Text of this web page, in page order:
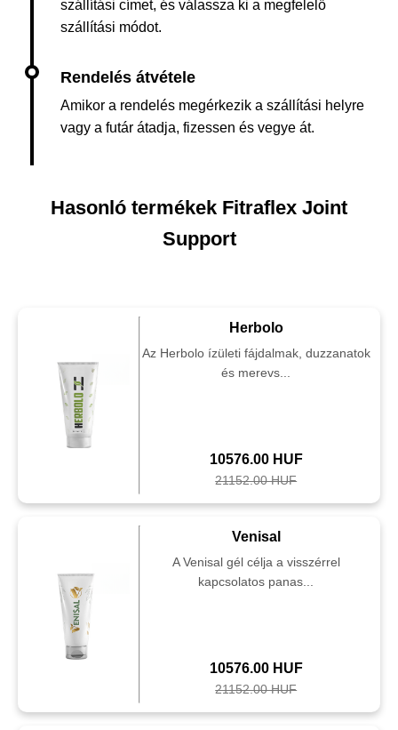
szállítási címet, és válassza ki a megfelelő
szállítási módot.
Amikor a rendelés megérkezik a szállítási helyre
vagy a futár átadja, fizessen és vegye át.
Hasonló termékek Fitraflex Joint
Support
Herbolo
Az Herbolo ízületi fájdalmak, duzzanatok
és merevs...
10576.00 HUF
21152.00 HUF
Venisal
A Venisal gél célja a visszérrel
kapcsolatos panas...
10576.00 HUF
21152.00 HUF